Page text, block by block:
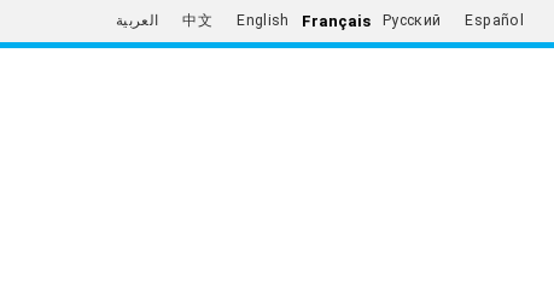
العربية 中文 English Français Русский Español